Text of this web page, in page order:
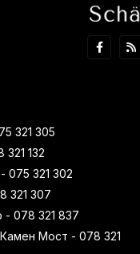
321 305
132
075 321 302
321 307
078 321 837
Мост - 078 321